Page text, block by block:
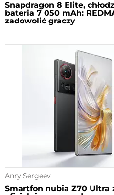
Snapdragon 8 Elite,
bateria 7 050 mAh:
zadowolić graczy
Anry Sergeev
Smartfon nubia Z70 Ultra